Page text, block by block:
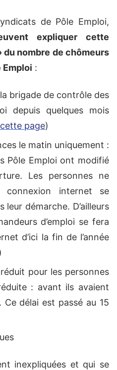
de Pôle Emploi,
expliquer cette
du nombre de chômeurs
:
brigade de contrôle des
depuis quelques mois
page)
le matin uniquement :
Pôle Emploi ont modifié
Les personnes ne
connexion internet se
démarche. D’ailleurs
d’emploi se fera
d’ici la fin de l’année
réduit pour les personnes
: avant ils avaient
Ce délai est passé au 15
inexpliquées et qui se